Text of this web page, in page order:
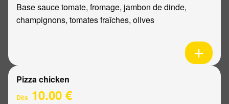
Base sauce tomate, fromage, jambon de dinde,
champignons, tomates fraîches, olives
Pizza chicken
Dès 10.00 €